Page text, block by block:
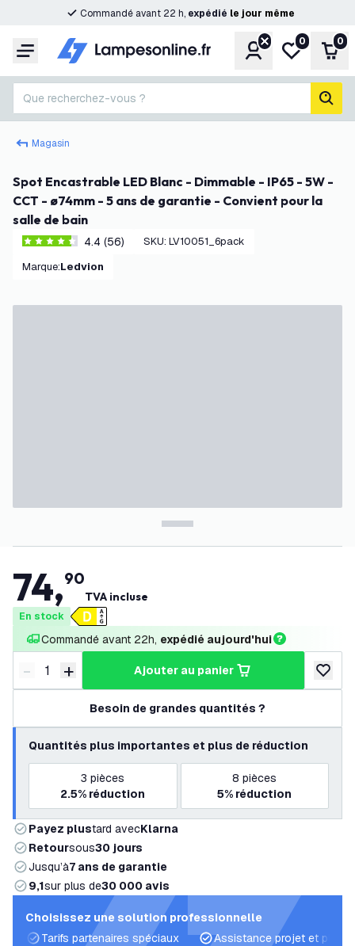
Commandé avant 22 h, expédié le jour même
Menu CompteMa liste de
0 0
Que recherchez-vous ?
Magasin
Spot Encastrable LED Blanc - Dimmable - IP65 - 5W -
CCT - ø74mm - 5 ans de garantie - Convient pour la
salle de bain
4.4 étoiles de notation
4.4 (56) SKU: LV10051_6pack
Marque: Ledvion
74,90
TVA incluse
En stock
Commandé avant 22h, expédié aujourd'hui
Diminuer la quantité
- Augmenter la quantité
+ ajouter au panier
Besoin de grandes quantités ?
Quantités plus importantes et plus de réduction
3 pièces
2.5% réduction
8 pièces
5% réduction
Payez plustard avecKlarna
Retoursous30 jours
Jusqu’à7 ans de garantie
9,1sur plus de30 000 avis
Choisissez une solution professionnelle
Tarifs partenaires spéciaux
Assistance projet et plans